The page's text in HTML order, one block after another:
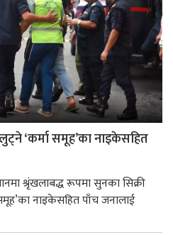
‘कर्मा समूह’का नाइकेसहित
श्रृंखलाबद्ध रूपमा सुनका सिक्री
नाइकेसहित पाँच जनालाई